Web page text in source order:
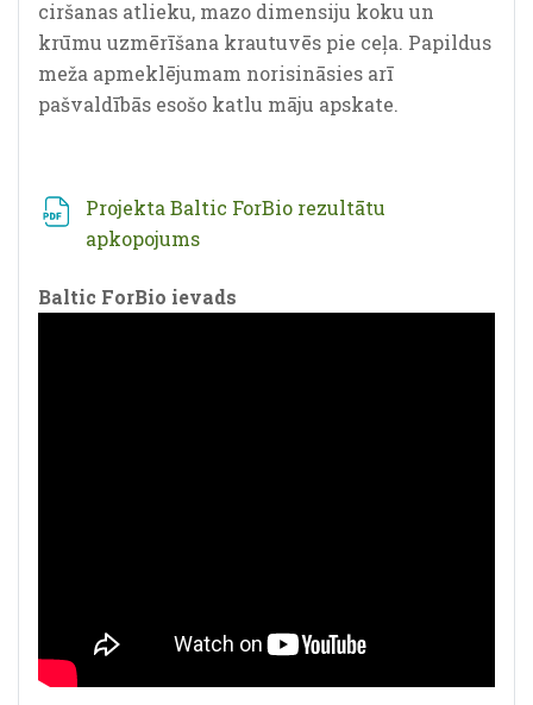
ciršanas atlieku, mazo dimensiju koku un
krūmu uzmērīšana krautuvēs pie ceļa. Papildus
meža apmeklējumam norisināsies arī
pašvaldībās esošo katlu māju apskate.
Projekta Baltic ForBio rezultātu
apkopojums
Baltic ForBio ievads